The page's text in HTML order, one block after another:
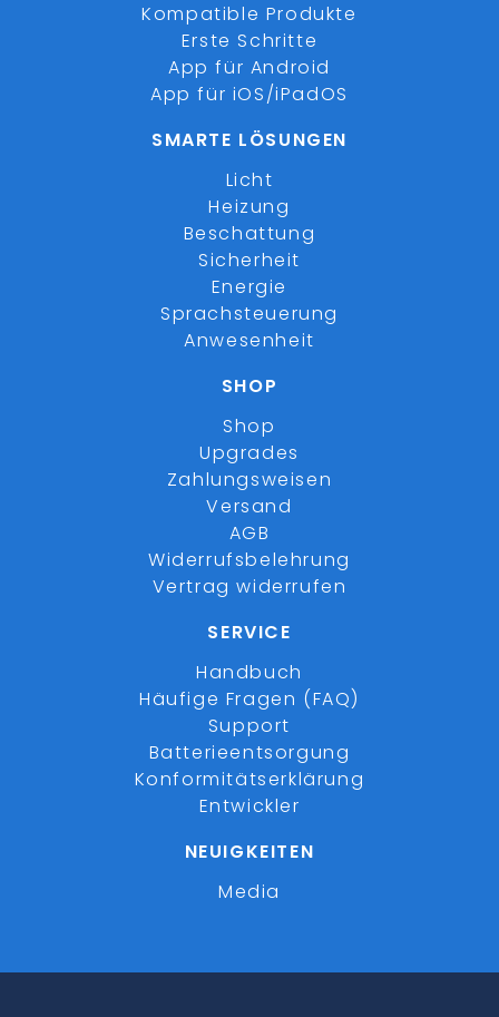
Kompatible Produkte
Erste Schritte
App für Android
App für iOS/iPadOS
SMARTE LÖSUNGEN
Licht
Heizung
Beschattung
Sicherheit
Energie
Sprachsteuerung
Anwesenheit
SHOP
Shop
Upgrades
Zahlungsweisen
Versand
AGB
Widerrufsbelehrung
Vertrag widerrufen
SERVICE
Handbuch
Häufige Fragen (FAQ)
Support
Batterieentsorgung
Konformitätserklärung
Entwickler
NEUIGKEITEN
Media